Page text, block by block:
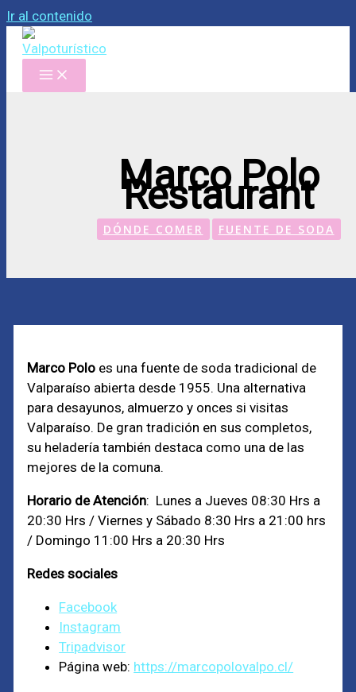
Ir al contenido
Marco Polo
Restaurant
DÓNDE COMER FUENTE DE SODA
Marco Polo es una fuente de soda tradicional de
Valparaíso abierta desde 1955. Una alternativa
para desayunos, almuerzo y onces si visitas
Valparaíso. De gran tradición en sus completos,
su heladería también destaca como una de las
mejores de la comuna.
Horario de Atención: Lunes a Jueves 08:30 Hrs a
20:30 Hrs / Viernes y Sábado 8:30 Hrs a 21:00 hrs
/ Domingo 11:00 Hrs a 20:30 Hrs
Redes sociales
Facebook
Instagram
Tripadvisor
Página web: https://marcopolovalpo.cl/